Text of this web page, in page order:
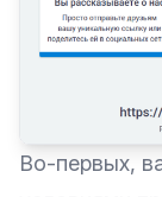
Во-первых,